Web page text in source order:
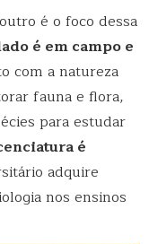
é o foco dessa
é em campo e
com a natureza
fauna e flora,
para estudar
é
adquire
nos ensinos